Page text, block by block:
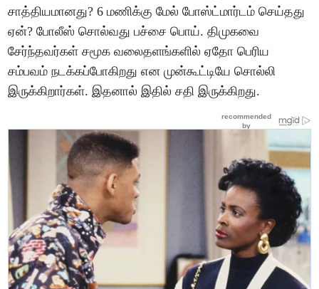
சாத்தியமானது? 6 மணிக்கு மேல் போஸ்ட்மார்டம் செய்தது
ஏன்? போலீஸ் சொல்வது பச்சை பொய். திமுகவை
சேர்ந்தவர்கள் சமூக வலைதளங்களில் ஏதோ பெரிய
சம்பவம் நடக்கப்போகிறது என முன்கூட்டியே சொல்லி
இருக்கிறார்கள். இதனால் இதில் சதி இருக்கிறது.